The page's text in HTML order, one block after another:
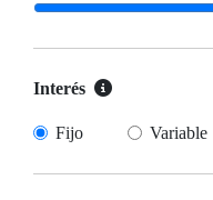
Interés
Fijo Variable